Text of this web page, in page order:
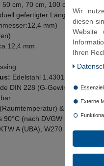
cm, 70 cm, 100 cm, 150 cm,
gefertigter Länge möglich
mm)
mm
: Edelstahl 1.4301
DIN 228 (G-Gewinde)
&
90°C (nach DVGW mit
A (UBA), W270 (DVGW)
Wir
diesen
Website
Ihren
Essenziell
Externe